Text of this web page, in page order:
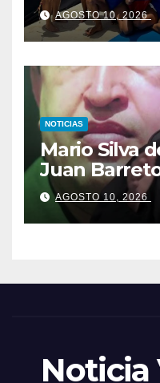
AGOSTO 10, 2026
NOTICIAS
Mario Silva
Juan
AGOSTO 10, 2026
Noticia